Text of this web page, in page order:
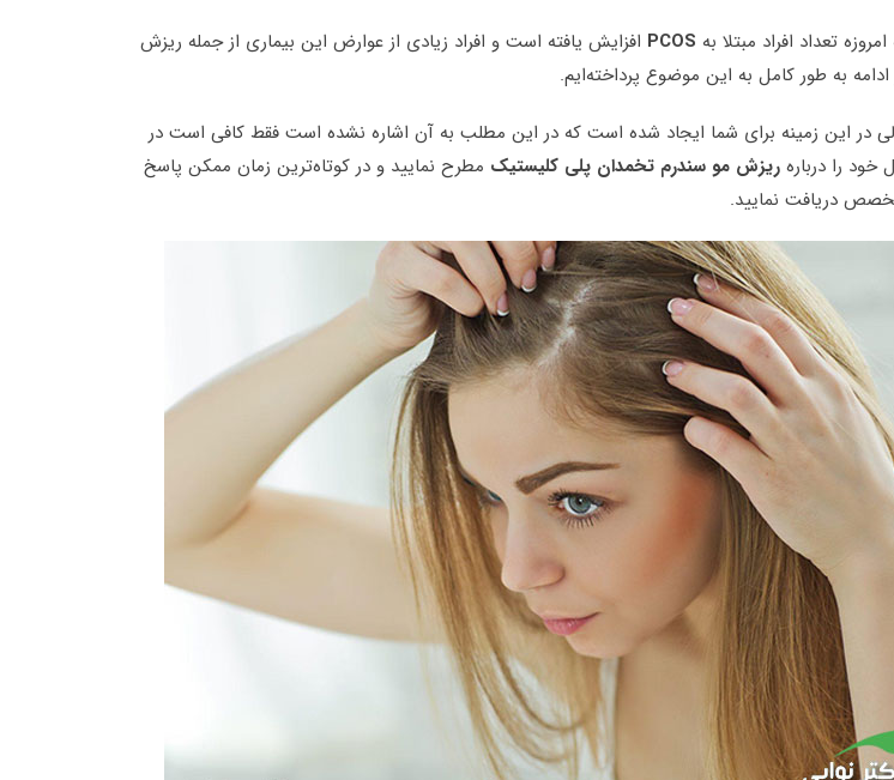
تعداد افراد مبتلا به PCOS افزایش یافته است و افراد زیادی از عوارض این بیماری از جمله ریزش
به طور کامل به این موضوع پرداخته‌ایم.
در این زمینه برای شما ایجاد شده است که در این مطلب به آن اشاره نشده است فقط کافی است در
را درباره ریزش مو سندرم تخمدان پلی کلیستیک مطرح نمایید و در کوتاه‌ترین زمان ممکن پاسخ
دریافت نمایید.